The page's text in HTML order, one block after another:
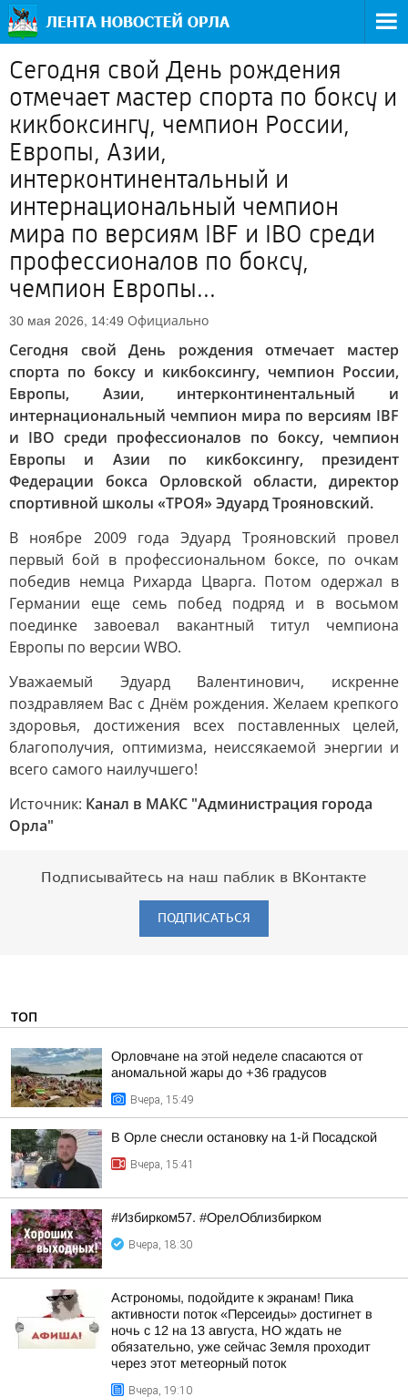
Сегодня свой День рождения
отмечает мастер спорта по боксу и
кикбоксингу, чемпион России,
Европы, Азии,
интерконтинентальный и
интернациональный чемпион
мира по версиям IBF и IBO среди
профессионалов по боксу,
чемпион Европы...
30 мая 2026, 14:49 Официально
Сегодня свой День рождения отмечает мастер
спорта по боксу и кикбоксингу, чемпион России,
Европы, Азии, интерконтинентальный и
интернациональный чемпион мира по версиям IBF
и IBO среди профессионалов по боксу, чемпион
Европы и Азии по кикбоксингу, президент
Федерации бокса Орловской области, директор
спортивной школы «ТРОЯ» Эдуард Трояновский.
В ноябре 2009 года Эдуард Трояновский провел
первый бой в профессиональном боксе, по очкам
победив немца Рихарда Цварга. Потом одержал в
Германии еще семь побед подряд и в восьмом
поединке завоевал вакантный титул чемпиона
Европы по версии WBO.
Уважаемый Эдуард Валентинович, искренне
поздравляем Вас с Днём рождения. Желаем крепкого
здоровья, достижения всех поставленных целей,
благополучия, оптимизма, неиссякаемой энергии и
всего самого наилучшего!
Источник: Канал в МАКС "Администрация города
Орла"
Подписывайтесь на наш паблик в ВКонтакте
ПОДПИСАТЬСЯ
ТОП
Орловчане на этой неделе спасаются от
аномальной жары до +36 градусов
Вчера, 15:49
В Орле снесли остановку на 1-й Посадской
Вчера, 15:41
#Избирком57. #ОрелОблизбирком
Вчера, 18:30
Астрономы, подойдите к экранам! Пика
активности поток «Персеиды» достигнет в
ночь с 12 на 13 августа, НО ждать не
обязательно, уже сейчас Земля проходит
через этот метеорный поток
Вчера, 19:10